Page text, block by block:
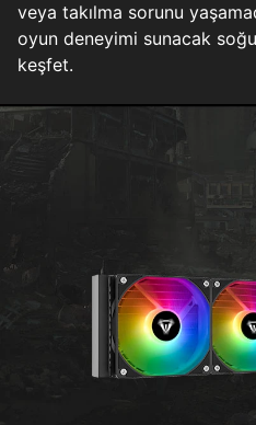
veya takılma sorunu
oyun deneyimi sunacak
keşfet.